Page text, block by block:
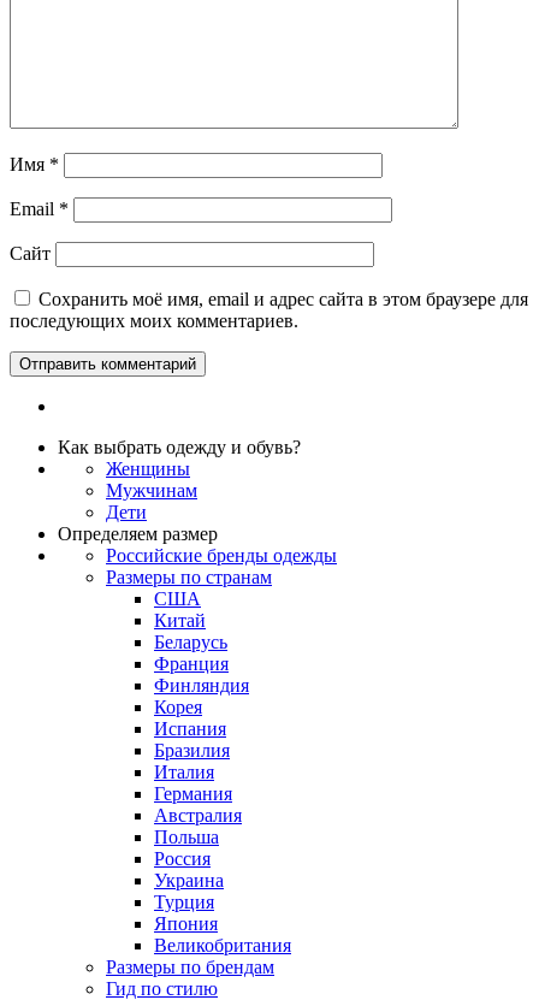
Имя *
Email *
Сайт
Сохранить моё имя, email и адрес сайта в этом браузере для
последующих моих комментариев.
Как выбрать одежду и обувь?
Женщины
Мужчинам
Дети
Определяем размер
Российские бренды одежды
Размеры по странам
США
Китай
Беларусь
Франция
Финляндия
Корея
Испания
Бразилия
Италия
Германия
Австралия
Польша
Россия
Украина
Турция
Япония
Великобритания
Размеры по брендам
Гид по стилю